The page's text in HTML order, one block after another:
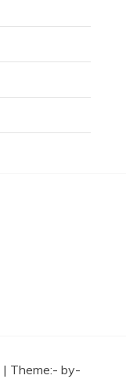
| Theme:- by-